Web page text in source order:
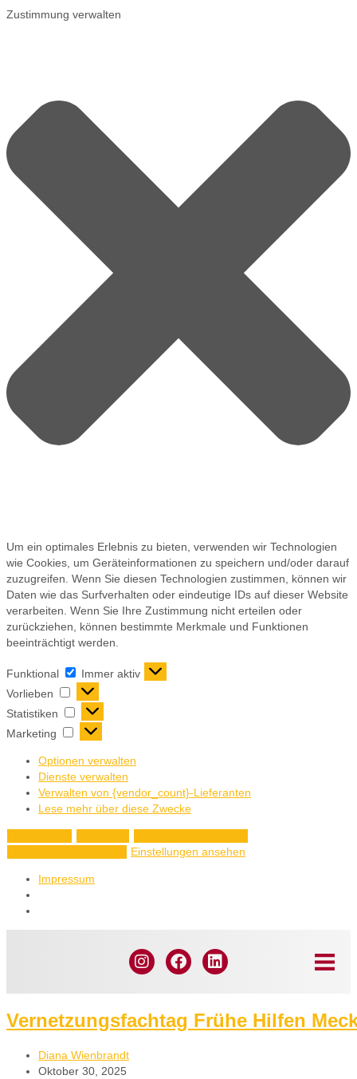
Zustimmung verwalten
Um ein optimales Erlebnis zu bieten, verwenden wir Technologien
wie Cookies, um Geräteinformationen zu speichern und/oder darauf
zuzugreifen. Wenn Sie diesen Technologien zustimmen, können wir
Daten wie das Surfverhalten oder eindeutige IDs auf dieser Website
verarbeiten. Wenn Sie Ihre Zustimmung nicht erteilen oder
zurückziehen, können bestimmte Merkmale und Funktionen
beeinträchtigt werden.
Funktional
Immer aktiv
Vorlieben
Statistiken
Marketing
Optionen verwalten
Dienste verwalten
Verwalten von {vendor_count}-Lieferanten
Lese mehr über diese Zwecke
Einstellungen ansehen
Impressum
Vernetzungsfachtag Frühe Hilfen
Diana Wienbrandt
Oktober 30, 2025